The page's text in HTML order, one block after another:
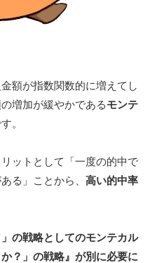
額が指数関数的に増えてし
増加が緩やかであるモンテ
。
ットとして「一度の的中で
る」ことから、 高い的中率
」の戦略としてのモンテカル
？」の戦略』が別に必要に